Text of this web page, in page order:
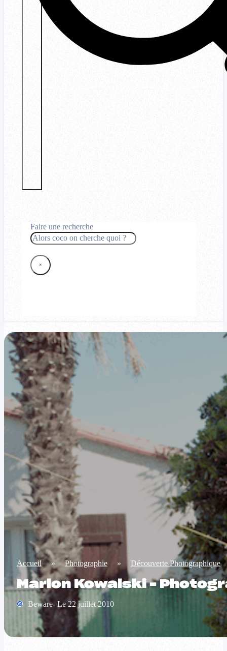
Faire une recherche
Rechercher
×
Accueil » Photographie » Découverte Photographique
Marlon Kowalski –
Beware- Le 22 juillet 2010